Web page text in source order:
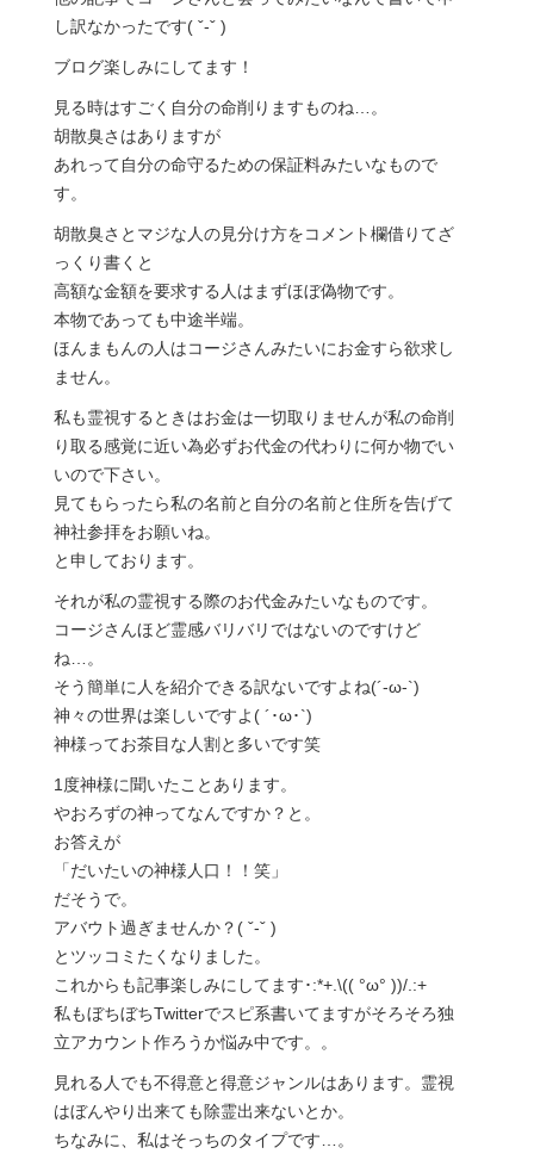
し訳なかったです( ˇ-ˇ )
ブログ楽しみにしてます！
見る時はすごく自分の命削りますものね…。
胡散臭さはありますが
あれって自分の命守るための保証料みたいなもので
す。
胡散臭さとマジな人の見分け方をコメント欄借りてざ
っくり書くと
高額な金額を要求する人はまずほぼ偽物です。
本物であっても中途半端。
ほんまもんの人はコージさんみたいにお金すら欲求し
ません。
私も霊視するときはお金は一切取りませんが私の命削
り取る感覚に近い為必ずお代金の代わりに何か物でい
いので下さい。
見てもらったら私の名前と自分の名前と住所を告げて
神社参拝をお願いね。
と申しております。
それが私の霊視する際のお代金みたいなものです。
コージさんほど霊感バリバリではないのですけど
ね…。
そう簡単に人を紹介できる訳ないですよね(´-ω-`)
神々の世界は楽しいですよ( ´･ω･`)
神様ってお茶目な人割と多いです笑
1度神様に聞いたことあります。
やおろずの神ってなんですか？と。
お答えが
「だいたいの神様人口！！笑」
だそうで。
アバウト過ぎませんか？( ˇ-ˇ )
とツッコミたくなりました。
これからも記事楽しみにしてます･:*+.\(( °ω° ))/.:+
私もぼちぼちTwitterでスピ系書いてますがそろそろ独
立アカウント作ろうか悩み中です。。
見れる人でも不得意と得意ジャンルはあります。霊視
はぼんやり出来ても除霊出来ないとか。
ちなみに、私はそっちのタイプです…。